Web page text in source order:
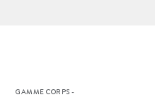
GAMME CORPS-